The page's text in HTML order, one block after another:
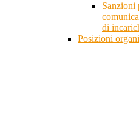
Sanzioni
di
Posizioni